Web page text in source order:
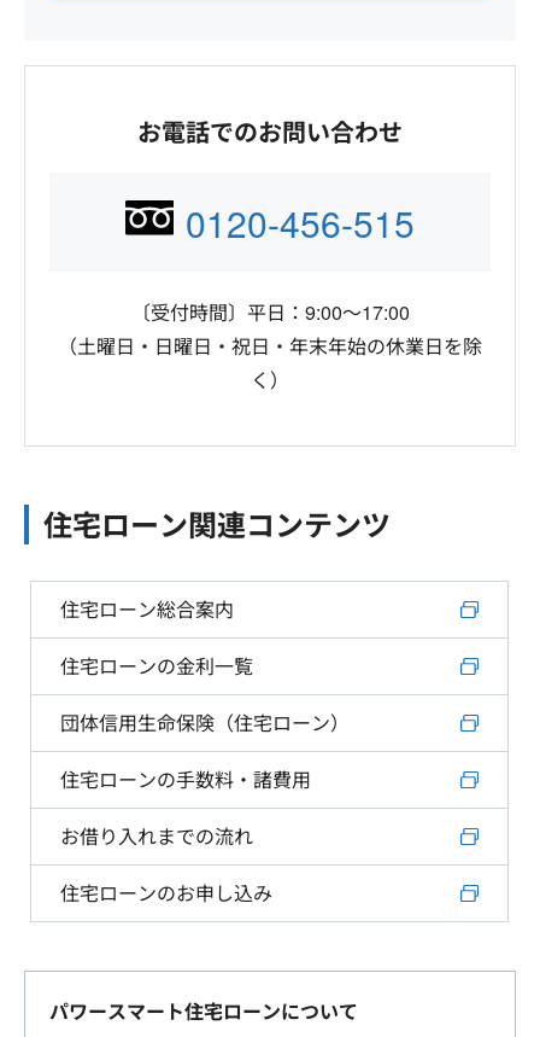
お電話でのお問い合わせ
0120-456-515
〔受付時間〕平日：9:00～17:00
（土曜日・日曜日・祝日・年末年始の休業日を除
く）
住宅ローン関連コンテンツ
住宅ローン総合案内
住宅ローンの金利一覧
団体信用生命保険（住宅ローン）
住宅ローンの手数料・諸費用
お借り入れまでの流れ
住宅ローンのお申し込み
パワースマート住宅ローンについて